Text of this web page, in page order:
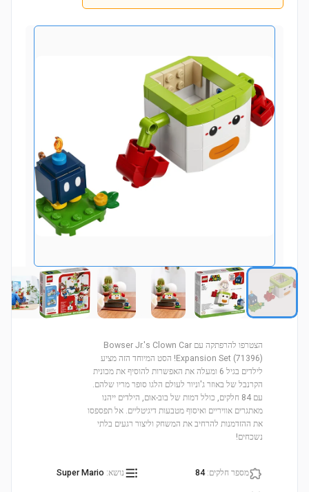
הצטרפו להרפתקה עם Bowser Jr.'s Clown Car
Expansion Set (71396)! הסט המיוחד הזה מציע
לילדים בגיל 6 ומעלה את האפשרות להוסיף את מכונית
הקרנבל של באוזר ג'וניור לעולם הלגו סופר מריו שלהם.
עם 84 חלקים, כולל דמות של בוב-אום, הילדים ייהנו
מאתגרים אוויריים ואיסוף מטבעות דיגיטליים. אל תפספסו
את ההזדמנות להרחיב את המשחק וליצור רגעים בלתי
נשכחים!
מספר חלקים:
84 נושא:
Super Mario